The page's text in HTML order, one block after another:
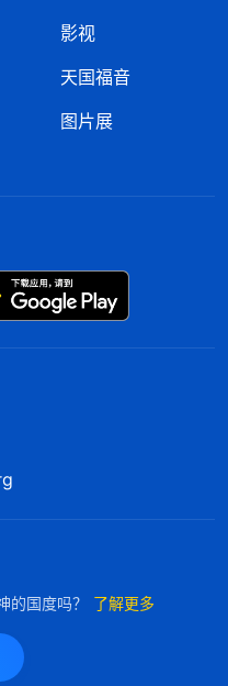
一点点外表的顺服。
及时的拯救，使我认
丑陋，看到自己信神
来到地上，为拯救败坏
显露自己，更不在人
蚁不如的人，享受着
想借着尽本分的机会
、太卑鄙了。此时此
自责，流着泪向神祷
舍、能受苦，并不是在
恨恶自己没良心，亏
的丰富供应……”祷告
声……
影视
天国福音
图片展
的国度吗？ 了解更多